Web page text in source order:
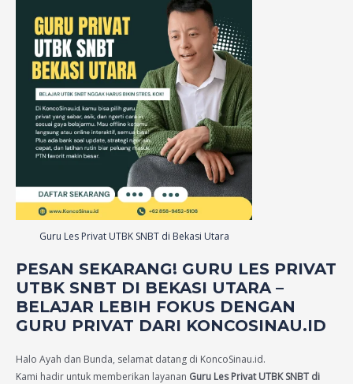
Guru Les Privat UTBK SNBT di Bekasi Utara
PESAN SEKARANG! GURU LES PRIVAT
UTBK SNBT DI BEKASI UTARA –
BELAJAR LEBIH FOKUS DENGAN
GURU PRIVAT DARI KONCOSINAU.ID
Halo Ayah dan Bunda, selamat datang di KoncoSinau.id.
Kami hadir untuk memberikan layanan Guru Les Privat UTBK SNBT di